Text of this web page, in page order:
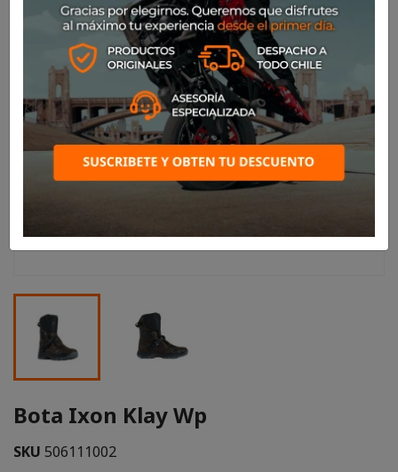
Bota Ixon Klay Wp
SKU 506111002